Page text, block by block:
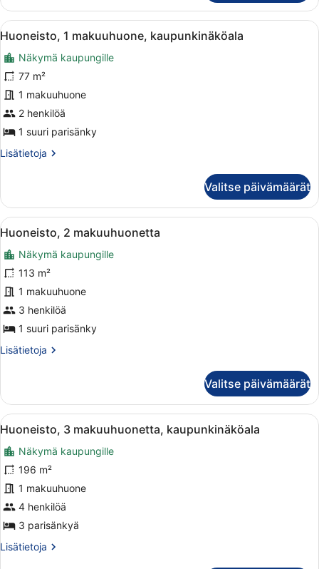
1
makuuhuone,
tupakointi
kaupunkinäköala
Avaa
kaikki
huonetyypin
Huoneisto,
1
makuuhuone,
kaupunkinäköala
Moderni keittiö, jossa on
4
Huoneisto, 1 makuuhuone, kaupunkinäköala
Näkymä kaupungille
77 m²
1 makuuhuone
2 henkilöä
1 suuri parisänky
Lisätietoja
Lisätietoja
makuuhuone,
kaupunkinäköala
Valitse päivämäärät
Avaa
kaikki
huonetyypin
Huoneisto,
2
makuuhuonetta
kuvat
Moderni keittiö, jossa on pyöreä
7
Huoneisto, 2 makuuhuonetta
Näkymä kaupungille
113 m²
1 makuuhuone
3 henkilöä
1 suuri parisänky
Lisätietoja
Lisätietoja
makuuhuonetta
Valitse päivämäärät
Avaa
kaikki
huonetyypin
Huoneisto,
3
makuuhuonetta,
kaupunkinäköala
kuvat
Hotellihuone, jossa on suuri
9
Huoneisto, 3 makuuhuonetta, kaupunkinäköala
Näkymä kaupungille
196 m²
1 makuuhuone
4 henkilöä
3 parisänkyä
Lisätietoja
Lisätietoja